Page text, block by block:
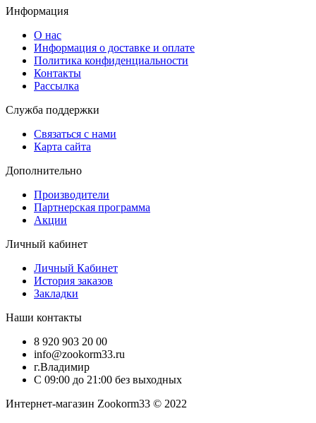
Информация
O нас
Информация о доставке и оплате
Политика конфиденциальности
Контакты
Рассылка
Служба поддержки
Связаться с нами
Карта сайта
Дополнительно
Производители
Партнерская программа
Акции
Личный кабинет
Личный Кабинет
История заказов
Закладки
Наши контакты
8 920 903 20 00
info@zookorm33.ru
г.Владимир
С 09:00 до 21:00 без выходных
Интернет-магазин Zookorm33 © 2022